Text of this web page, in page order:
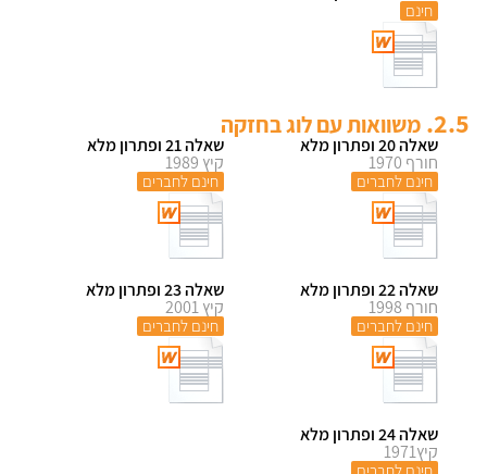
חינם
2.5. משוואות עם לוג בחזקה
שאלה 20 ופתרון מלא
חורף 1970
חינם לחברים
שאלה 21 ופתרון מלא
קיץ 1989
חינם לחברים
שאלה 22 ופתרון מלא
חורף 1998
חינם לחברים
שאלה 23 ופתרון מלא
קיץ 2001
חינם לחברים
שאלה 24 ופתרון מלא
קיץ1971